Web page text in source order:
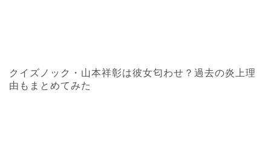
クイズノック・山本祥彰は彼女匂わせ？過去の炎上理
由もまとめてみた